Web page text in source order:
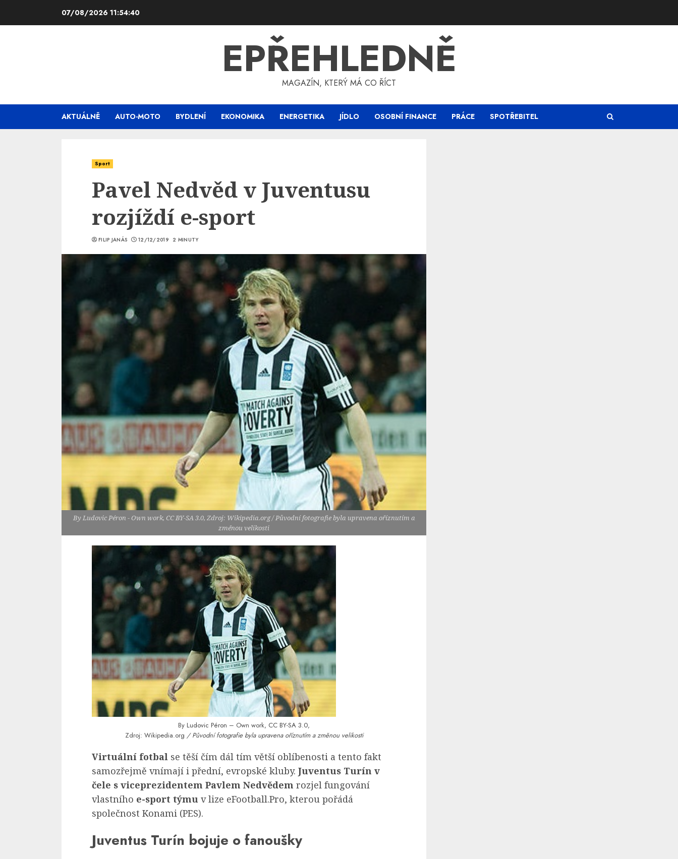
07/08/2026 11:54:41
EPŘEHLEDNĚ
MAGAZÍN, KTERÝ MÁ CO ŘÍCT
AKTUÁLNĚ AUTO-MOTO BYDLENÍ EKONOMIKA ENERGETIKA JÍDLO OSOBNÍ FINANCE PRÁCE SPOTŘEBITEL
Sport
Pavel Nedvěd v Juventusu
rozjíždí e-sport
FILIP JANÁS 12/12/2019 2 MINUTY
By Ludovic Péron - Own work, CC BY-SA 3.0, Zdroj: Wikipedia.org / Původní fotografie byla upravena oříznutím a
změnou velikosti
By Ludovic Péron – Own work, CC BY-SA 3.0,
Zdroj: Wikipedia.org / Původní fotografie byla upravena oříznutím a změnou velikosti
Virtuální fotbal se těší čím dál tím větší oblíbenosti a tento fakt
samozřejmě vnímají i přední, evropské kluby. Juventus Turín v
čele s viceprezidentem Pavlem Nedvědem rozjel fungování
vlastního e-sport týmu v lize eFootball.Pro, kterou pořádá
společnost Konami (PES).
Juventus Turín bojuje o fanoušky